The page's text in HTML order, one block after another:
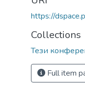
https://
Collections
Тези
Full item